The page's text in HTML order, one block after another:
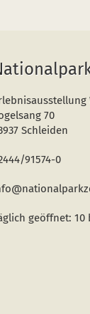
70
Schleiden
91574-0
geöffnet: 10